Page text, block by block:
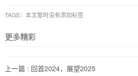
TAGS：本文暂时没有添加标签
更多精彩
上一篇 : 回首2024，展望2025